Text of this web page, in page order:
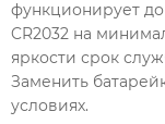
функционирует
CR2032 на
яркости срок
Заменить
условиях.